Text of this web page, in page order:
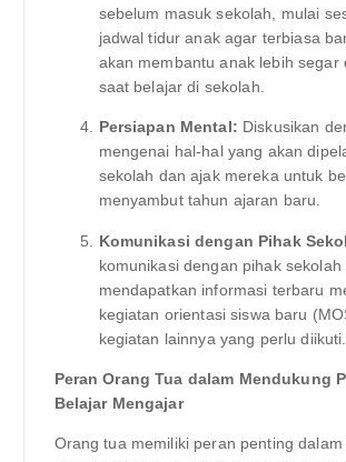
sebelum masuk sekolah, mulai
jadwal tidur anak agar terbiasa
akan membantu anak lebih segar
saat belajar di sekolah.
Persiapan Mental: Diskusikan
mengenai hal-hal yang akan
sekolah dan ajak mereka untuk
menyambut tahun ajaran baru.
Komunikasi dengan Pihak
komunikasi dengan pihak sekolah
mendapatkan informasi terbaru
kegiatan orientasi siswa baru
kegiatan lainnya yang perlu diikuti.
Peran Orang Tua dalam Mendukung
Belajar Mengajar
Orang tua memiliki peran penting